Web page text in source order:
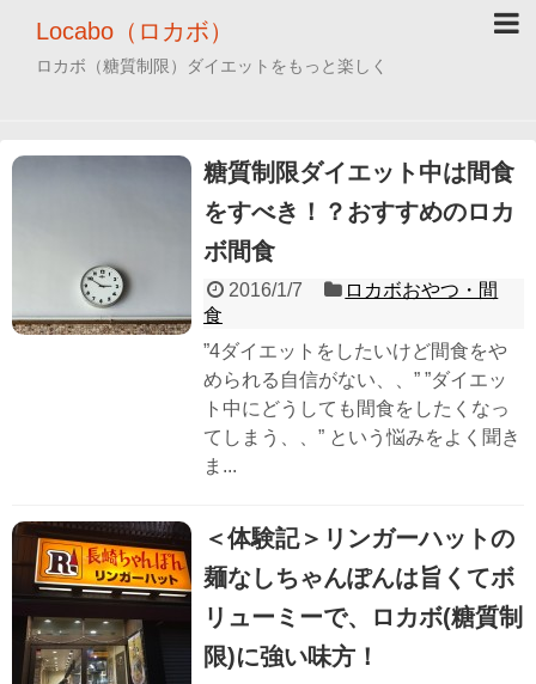
Locabo（ロカボ）
ロカボ（糖質制限）ダイエットをもっと楽しく
糖質制限ダイエット中は間食
をすべき！？おすすめのロカ
ボ間食
2016/1/7
ロカボおやつ・間
食
”4ダイエットをしたいけど間食をや
められる自信がない、、” ”ダイエッ
ト中にどうしても間食をしたくなっ
てしまう、、” という悩みをよく聞き
ま...
＜体験記＞リンガーハットの
麺なしちゃんぽんは旨くてボ
リューミーで、ロカボ(糖質制
限)に強い味方！